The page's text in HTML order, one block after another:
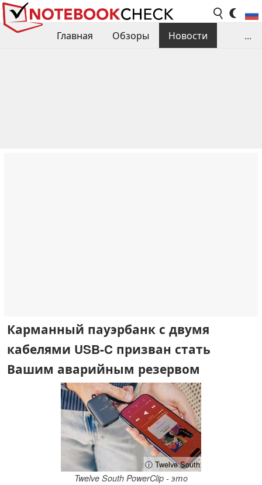
Главная Обзоры
Новости
...
Карманный пауэрбанк с двумя
кабелями USB-C призван стать
Вашим аварийным резервом
ⓘ Twelve South
Twelve South PowerClip - это